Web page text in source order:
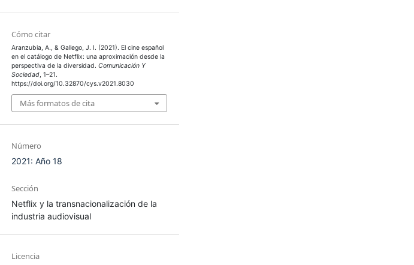
Cómo citar
Aranzubia, A., & Gallego, J. I. (2021). El cine español
en el catálogo de Netflix: una aproximación desde la
perspectiva de la diversidad.Comunicación Y
Sociedad, 1–21.
https://doi.org/10.32870/cys.v2021.8030
Más formatos de cita
Número
2021: Año 18
Sección
Netflix y la transnacionalización de la
industria audiovisual
Licencia